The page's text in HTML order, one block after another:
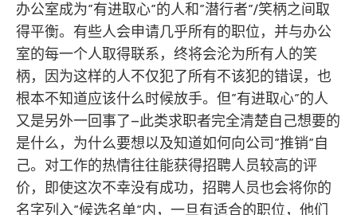
办公室成为”有进取心”的人和”潜行者”/笑柄之间取
得平衡。有些人会申请几乎所有的职位，并与办公
室的每一个人取得联系，终将会沦为所有人的笑
柄，因为这样的人不仅犯了所有不该犯的错误，也
根本不知道应该什么时候放手。但”有进取心”的人
又是另外一回事了–此类求职者完全清楚自己想要的
是什么，为什么要想以及知道如何向公司”推销”自
己。对工作的热情往往能获得招聘人员较高的评
价，即使这次不幸没有成功，招聘人员也会将你的
名字列入”候选名单”内，一旦有适合的职位，他们